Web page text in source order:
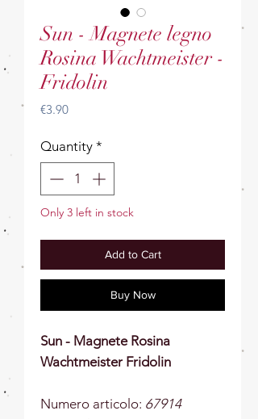
Sun - Magnete legno
Rosina Wachtmeister -
Fridolin
€3.90Price
Quantity *
Only 3 left in stock
Add to Cart
Buy Now
Sun - Magnete Rosina
Wachtmeister Fridolin
Numero articolo: 67914